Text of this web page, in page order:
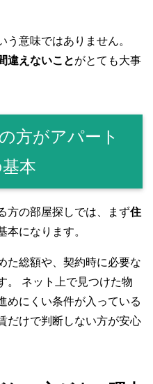
意味ではありません。
違えないことがとても大事
方がアパート
本
方の部屋探しでは、まず住
本になります。
た総額や、契約時に必要な
。 ネット上で見つけた物
めにくい条件が入っている
だけで判断しない方が安心